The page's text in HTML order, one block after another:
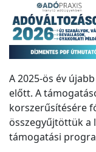
A 2025-ös év
előtt. A
korszerűsítésére
összegyűjtöttük a
támogatási